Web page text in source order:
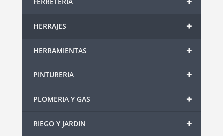
FERRETERIA
+
HERRAJES
+
HERRAMIENTAS
+
PINTURERIA
+
PLOMERIA Y GAS
+
RIEGO Y JARDIN